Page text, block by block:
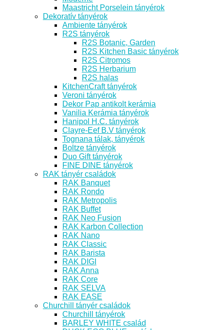
Maastricht Porselein tányérok
Dekoratív tányérok
Ambiente tányérok
R2S tányérok
R2S Botanic, Garden
R2S Kitchen Basic tányérok
R2S Citromos
R2S Herbarium
R2S halas
KitchenCraft tányérok
Veroni tányérok
Dekor Pap antikolt kerámia
Vanilia Kerámia tányérok
Hanipol H.C. tányérok
Clayre-Eef B.V tányérok
Tognana tálak, tányérok
Boltze tányérok
Duo Gift tányérok
FINE DINE tányérok
RAK tányér családok
RAK Banquet
RAK Rondo
RAK Metropolis
RAK Buffet
RAK Neo Fusion
RAK Karbon Collection
RAK Nano
RAK Classic
RAK Barista
RAK DIGI
RAK Anna
RAK Core
RAK SELVA
RAK EASE
Churchill tányér családok
Churchill tányérok
BARLEY WHITE család